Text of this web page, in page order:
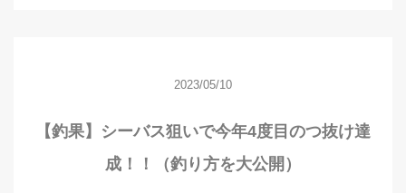
2023/05/10
【釣果】シーバス狙いで今年4度目のつ抜け達
成！！（釣り方を大公開）